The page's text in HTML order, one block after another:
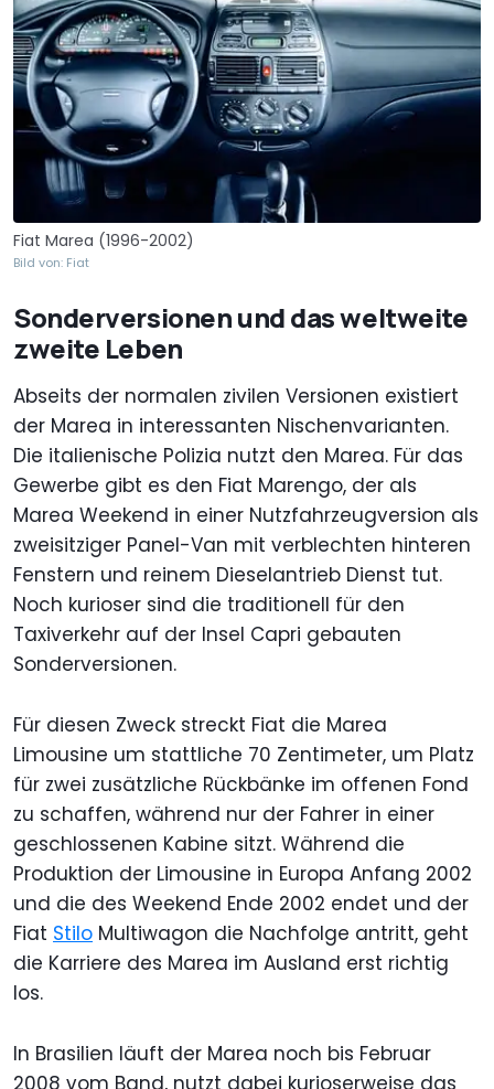
Fiat Marea (1996-2002)
Bild von: Fiat
Sonderversionen und das weltweite
zweite Leben
Abseits der normalen zivilen Versionen existiert
der Marea in interessanten Nischenvarianten.
Die italienische Polizia nutzt den Marea. Für das
Gewerbe gibt es den Fiat Marengo, der als
Marea Weekend in einer Nutzfahrzeugversion als
zweisitziger Panel-Van mit verblechten hinteren
Fenstern und reinem Dieselantrieb Dienst tut.
Noch kurioser sind die traditionell für den
Taxiverkehr auf der Insel Capri gebauten
Sonderversionen.
Für diesen Zweck streckt Fiat die Marea
Limousine um stattliche 70 Zentimeter, um Platz
für zwei zusätzliche Rückbänke im offenen Fond
zu schaffen, während nur der Fahrer in einer
geschlossenen Kabine sitzt. Während die
Produktion der Limousine in Europa Anfang 2002
und die des Weekend Ende 2002 endet und der
Fiat Stilo Multiwagon die Nachfolge antritt, geht
die Karriere des Marea im Ausland erst richtig
los.
In Brasilien läuft der Marea noch bis Februar
2008 vom Band, nutzt dabei kurioserweise das